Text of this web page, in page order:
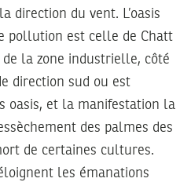
direction du vent. L’oasis
pollution est celle de Chatt
la zone industrielle, côté
direction sud ou est
oasis, et la manifestation la
des palmes des
de certaines cultures.
les émanations